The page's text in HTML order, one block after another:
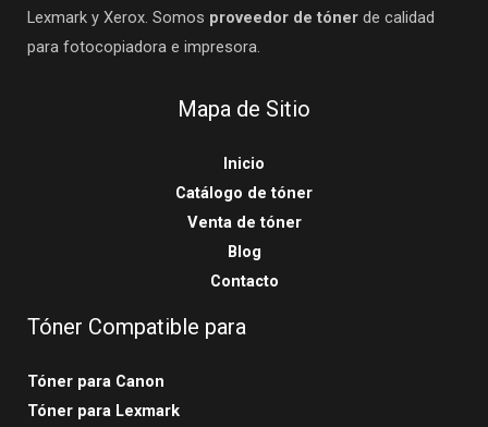
Lexmark y Xerox. Somos proveedor de tóner de calidad
para fotocopiadora e impresora.
Mapa de Sitio
Inicio
Catálogo de tóner
Venta de tóner
Blog
Contacto
Tóner Compatible para
Tóner para Canon
Tóner para Lexmark